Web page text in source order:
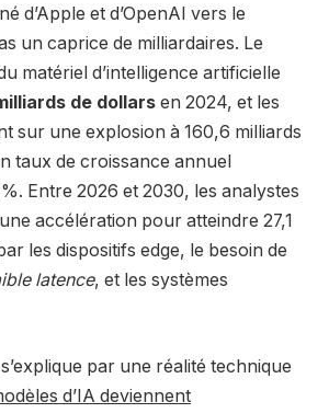
d’Apple et d’OpenAI vers le
un caprice de milliardaires. Le
matériel d’intelligence artificielle
de dollars en 2024, et les
sur une explosion à 160,6 milliards
taux de croissance annuel
Entre 2026 et 2030, les analystes
accélération pour atteindre 27,1
les dispositifs edge, le besoin de
latence, et les systèmes
par une réalité technique
d’IA deviennent